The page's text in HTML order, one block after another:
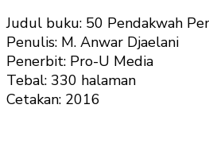
Judul buku: 50 Pendakwah
Penulis: M. Anwar Djaelani
Penerbit: Pro-U Media
Tebal: 330 halaman
Cetakan: 2016